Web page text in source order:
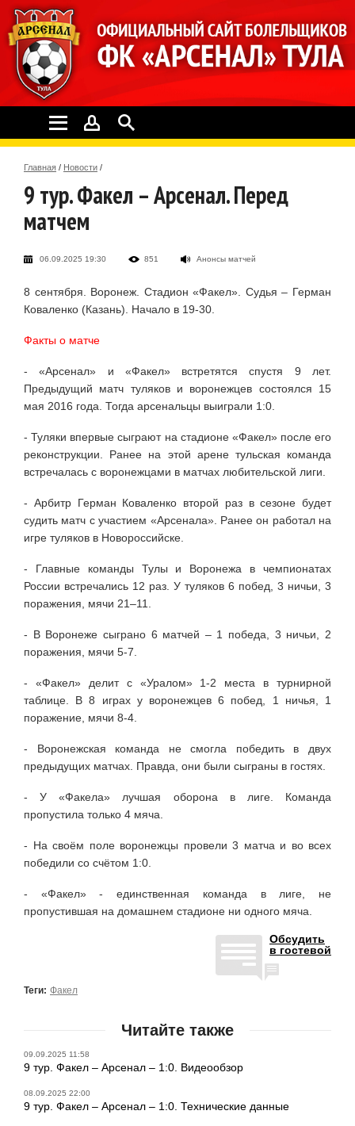
Главная / Новости /
9 тур. Факел – Арсенал. Перед
матчем
06.09.2025 19:30 851 Анонсы матчей
8 сентября. Воронеж. Стадион «Факел». Судья – Герман
Коваленко (Казань). Начало в 19-30.
Факты о матче
- «Арсенал» и «Факел» встретятся спустя 9 лет.
Предыдущий матч туляков и воронежцев состоялся 15
мая 2016 года. Тогда арсенальцы выиграли 1:0.
- Туляки впервые сыграют на стадионе «Факел» после его
реконструкции. Ранее на этой арене тульская команда
встречалась с воронежцами в матчах любительской лиги.
- Арбитр Герман Коваленко второй раз в сезоне будет
судить матч с участием «Арсенала». Ранее он работал на
игре туляков в Новороссийске.
- Главные команды Тулы и Воронежа в чемпионатах
России встречались 12 раз. У туляков 6 побед, 3 ничьи, 3
поражения, мячи 21–11.
- В Воронеже сыграно 6 матчей – 1 победа, 3 ничьи, 2
поражения, мячи 5-7.
- «Факел» делит с «Уралом» 1-2 места в турнирной
таблице. В 8 играх у воронежцев 6 побед, 1 ничья, 1
поражение, мячи 8-4.
- Воронежская команда не смогла победить в двух
предыдущих матчах. Правда, они были сыграны в гостях.
- У «Факела» лучшая оборона в лиге. Команда
пропустила только 4 мяча.
- На своём поле воронежцы провели 3 матча и во всех
победили со счётом 1:0.
- «Факел» - единственная команда в лиге, не
пропустившая на домашнем стадионе ни одного мяча.
Обсудить
в гостевой
Теги: Факел
Читайте также
09.09.2025 11:58
9 тур. Факел – Арсенал – 1:0. Видеообзор
08.09.2025 22:00
9 тур. Факел – Арсенал – 1:0. Технические данные